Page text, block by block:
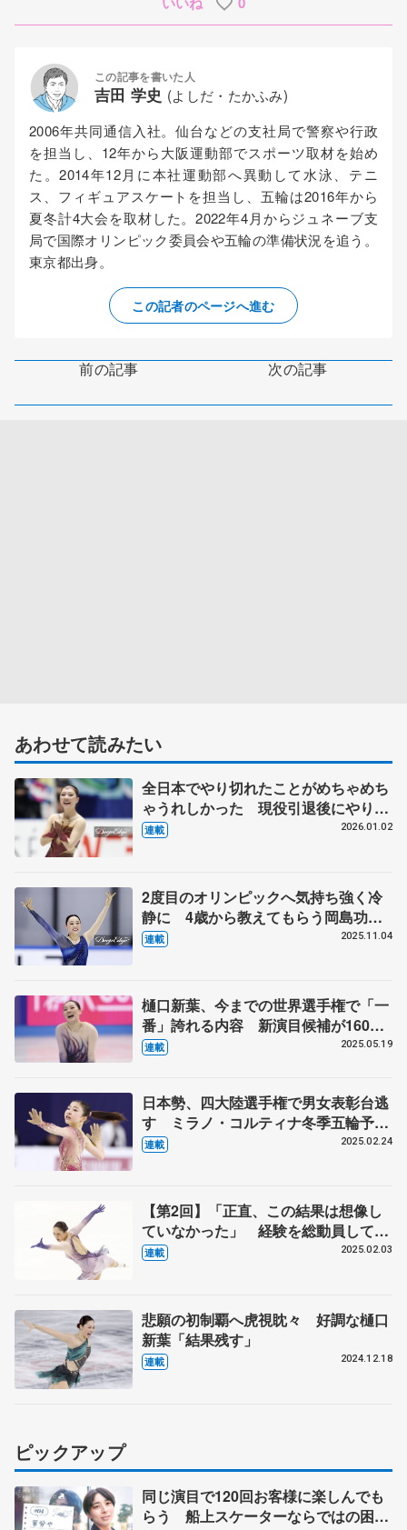
この記事を書いた人
吉田 学史 (よしだ・たかふみ)
2006年共同通信入社。仙台などの支社局で警察や行政
を担当し、12年から大阪運動部でスポーツ取材を始め
た。2014年12月に本社運動部へ異動して水泳、テニ
ス、フィギュアスケートを担当し、五輪は2016年から
夏冬計4大会を取材した。2022年4月からジュネーブ支
局で国際オリンピック委員会や五輪の準備状況を追う。
東京都出身。
この記者のページへ進む
前の記事 次の記事
あわせて読みたい
全日本でやり切れたことがめちゃめち
ゃうれしかった 現役引退後にやりた
いことは…【第5回 新葉のことば】
連載 2026.01.02
2度目のオリンピックへ気持ち強く冷
静に 4歳から教えてもらう岡島功治
コーチに誓う恩返し 体調整わず気を
連載 2025.11.04
樋口新葉、今までの世界選手権で「一
番」誇れる内容 新演目候補が160曲
「どう選ぼう」焦る日々 五輪へ今、
連載 2025.05.19
日本勢、四大陸選手権で男女表彰台逃
す ミラノ・コルティナ冬季五輪予選
へ不安
連載 2025.02.24
【第2回】「正直、この結果は想像し
ていなかった」 経験を総動員して3
年ぶりの全日本表彰台
連載 2025.02.03
悲願の初制覇へ虎視眈々 好調な樋口
新葉「結果残す」
連載 2024.12.18
ピックアップ
同じ演目で120回お客様に楽しんでも
らう 船上スケーターならではの困難